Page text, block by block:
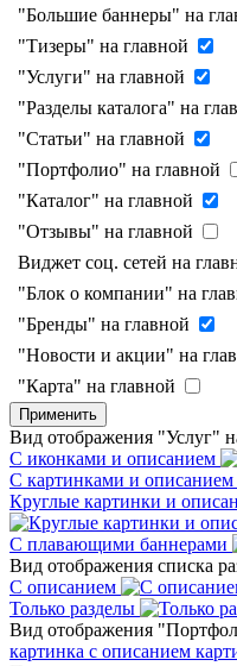
"Большие баннеры" на
"Тизеры" на главной
"Услуги" на главной
"Разделы каталога" на
"Статьи" на главной
"Портфолио" на главной
"Каталог" на главной
"Отзывы" на главной
Виджет соц. сетей на
"Блок о компании" на
"Бренды" на главной
"Новости и акции" на
"Карта" на главной
Применить
Вид отображения "Услуг"
С иконками и описанием
С картинками и описанием
Круглые картинки и
С плавающими баннерами
Вид отображения списка
С описанием
Только разделы
Вид отображения
картинка с описанием